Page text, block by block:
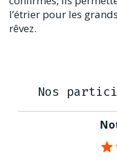
l’étrier pour les
rêvez.
Nos